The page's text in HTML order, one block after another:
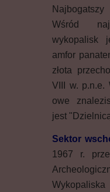
Wśród
wykopalisk
amfor
złota
VIII w. p.n.e.
owe
jest
Sektor
1967 r.